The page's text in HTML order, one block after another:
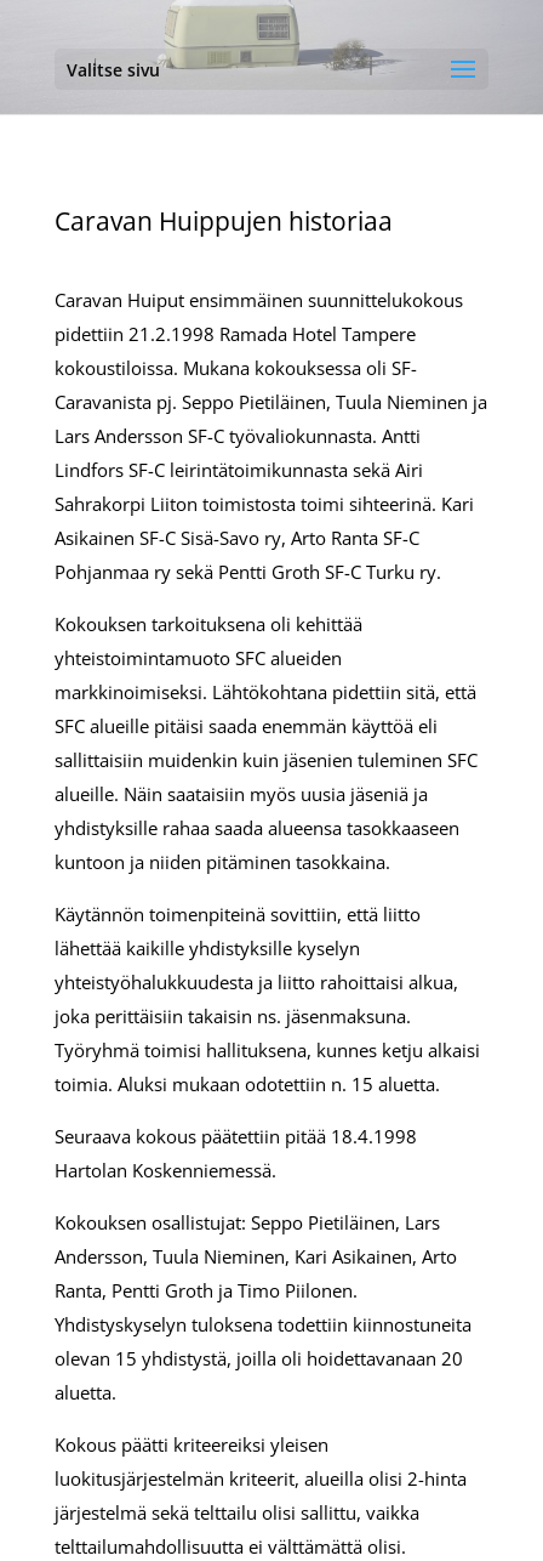
Valitse sivu
Caravan Huippujen historiaa
Caravan Huiput ensimmäinen suunnittelukokous
pidettiin 21.2.1998 Ramada Hotel Tampere
kokoustiloissa. Mukana kokouksessa oli SF-
Caravanista pj. Seppo Pietiläinen, Tuula Nieminen ja
Lars Andersson SF-C työvaliokunnasta. Antti
Lindfors SF-C leirintätoimikunnasta sekä Airi
Sahrakorpi Liiton toimistosta toimi sihteerinä. Kari
Asikainen SF-C Sisä-Savo ry, Arto Ranta SF-C
Pohjanmaa ry sekä Pentti Groth SF-C Turku ry.
Kokouksen tarkoituksena oli kehittää
yhteistoimintamuoto SFC alueiden
markkinoimiseksi. Lähtökohtana pidettiin sitä, että
SFC alueille pitäisi saada enemmän käyttöä eli
sallittaisiin muidenkin kuin jäsenien tuleminen SFC
alueille. Näin saataisiin myös uusia jäseniä ja
yhdistyksille rahaa saada alueensa tasokkaaseen
kuntoon ja niiden pitäminen tasokkaina.
Käytännön toimenpiteinä sovittiin, että liitto
lähettää kaikille yhdistyksille kyselyn
yhteistyöhalukkuudesta ja liitto rahoittaisi alkua,
joka perittäisiin takaisin ns. jäsenmaksuna.
Työryhmä toimisi hallituksena, kunnes ketju alkaisi
toimia. Aluksi mukaan odotettiin n. 15 aluetta.
Seuraava kokous päätettiin pitää 18.4.1998
Hartolan Koskenniemessä.
Kokouksen osallistujat: Seppo Pietiläinen, Lars
Andersson, Tuula Nieminen, Kari Asikainen, Arto
Ranta, Pentti Groth ja Timo Piilonen.
Yhdistyskyselyn tuloksena todettiin kiinnostuneita
olevan 15 yhdistystä, joilla oli hoidettavanaan 20
aluetta.
Kokous päätti kriteereiksi yleisen
luokitusjärjestelmän kriteerit, alueilla olisi 2-hinta
järjestelmä sekä telttailu olisi sallittu, vaikka
telttailumahdollisuutta ei välttämättä olisi.